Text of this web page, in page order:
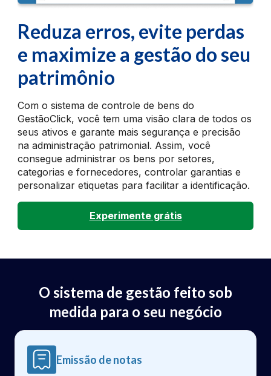
Reduza erros, evite perdas
e maximize a gestão do seu
patrimônio
Com o sistema de controle de bens do
GestãoClick, você tem uma visão clara de todos os
seus ativos e garante mais segurança e precisão
na administração patrimonial. Assim, você
consegue administrar os bens por setores,
categorias e fornecedores, controlar garantias e
personalizar etiquetas para facilitar a identificação.
Experimente grátis
O sistema de gestão feito sob
medida para o seu negócio
Emissão de notas